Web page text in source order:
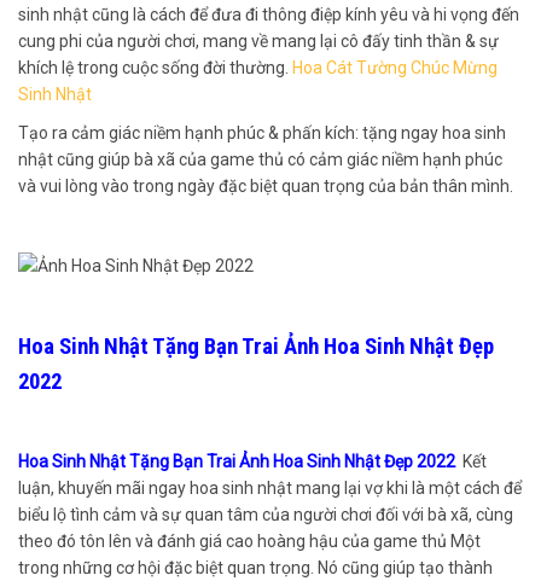
sinh nhật cũng là cách để đưa đi thông điệp kính yêu và hi vọng đến
cung phi của người chơi, mang về mang lại cô đấy tinh thần & sự
khích lệ trong cuộc sống đời thường. Hoa Cát Tường Chúc Mừng
Sinh Nhật
Tạo ra cảm giác niềm hạnh phúc & phấn kích: tặng ngay hoa sinh
nhật cũng giúp bà xã của game thủ có cảm giác niềm hạnh phúc
và vui lòng vào trong ngày đặc biệt quan trọng của bản thân mình.
Hoa Sinh Nhật Tặng Bạn Trai Ảnh Hoa Sinh Nhật Đẹp
2022
Hoa Sinh Nhật Tặng Bạn Trai Ảnh Hoa Sinh Nhật Đẹp 2022 Kết
luận, khuyến mãi ngay hoa sinh nhật mang lại vợ khi là một cách để
biểu lộ tình cảm và sự quan tâm của người chơi đối với bà xã, cùng
theo đó tôn lên và đánh giá cao hoàng hậu của game thủ Một
trong những cơ hội đặc biệt quan trọng. Nó cũng giúp tạo thành